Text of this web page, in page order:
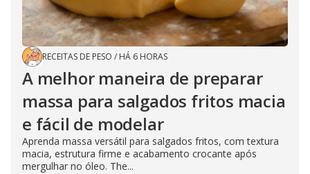
RECEITAS DE PESO / HÁ 6 HORAS
A melhor maneira de preparar
massa para salgados fritos macia
e fácil de modelar
Aprenda massa versátil para salgados fritos, com textura
macia, estrutura firme e acabamento crocante após
mergulhar no óleo. The...